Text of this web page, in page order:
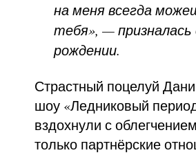
на меня всегда
тебя», —
рождении.
Страстный поцелуй
шоу «Ледниковый
вздохнули с
только партнёрские